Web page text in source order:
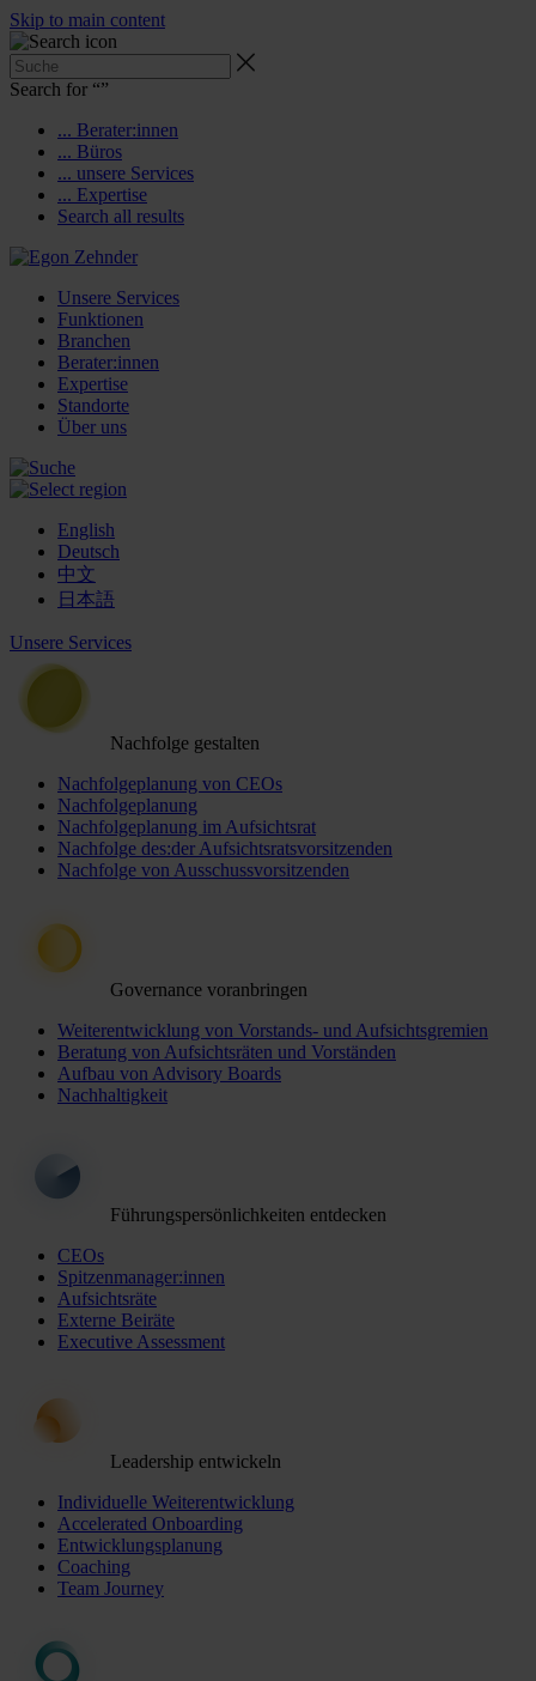
Skip to main content
Search for “”
... Berater:innen
... Büros
... unsere Services
... Expertise
Search all results
Unsere Services
Funktionen
Branchen
Berater:innen
Expertise
Standorte
Über uns
English
Deutsch
中文
日本語
Unsere Services
Nachfolge gestalten
Nachfolgeplanung von CEOs
Nachfolgeplanung
Nachfolgeplanung im Aufsichtsrat
Nachfolge des:der Aufsichtsratsvorsitzenden
Nachfolge von Ausschussvorsitzenden
Governance voranbringen
Weiterentwicklung von Vorstands- und Aufsichtsgremien
Beratung von Aufsichtsräten und Vorständen
Aufbau von Advisory Boards
Nachhaltigkeit
Führungspersönlichkeiten entdecken
CEOs
Spitzenmanager:innen
Aufsichtsräte
Externe Beiräte
Executive Assessment
Leadership entwickeln
Individuelle Weiterentwicklung
Accelerated Onboarding
Entwicklungsplanung
Coaching
Team Journey